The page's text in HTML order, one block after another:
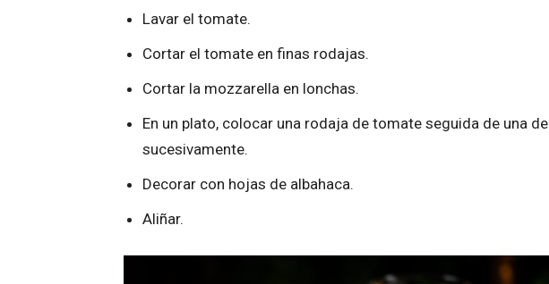
Lavar el tomate.
Cortar el tomate en finas rodajas.
Cortar la mozzarella en lonchas.
En un plato, colocar una rodaja de tomate seguida de una
sucesivamente.
Decorar con hojas de albahaca.
Aliñar.